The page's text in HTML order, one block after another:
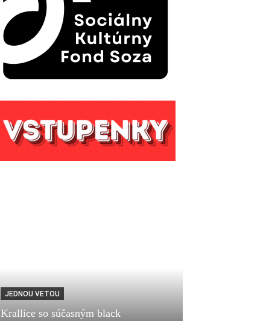
JEDNOU VETOU
Krallice so súčasným black